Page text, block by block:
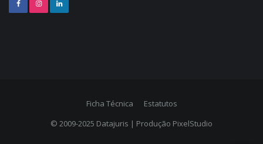
Ficha Técnica
Estatutos
© 2009-2025 Datajuris | Produção PixelStudio